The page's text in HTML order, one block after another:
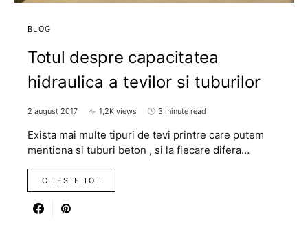
BLOG
Totul despre capacitatea
hidraulica a tevilor si tuburilor
2 august 2017 1,2K views 3 minute read
Exista mai multe tipuri de tevi printre care putem
mentiona si tuburi beton , si la fiecare difera…
CITESTE TOT